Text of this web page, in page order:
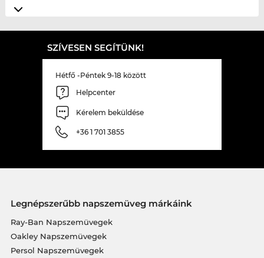
SZÍVESEN SEGÍTÜNK!
Hétfő -Péntek 9-18 között
Helpcenter
Kérelem beküldése
+36 1 701 3855
Legnépszerűbb napszemüveg márkáink
Ray-Ban Napszemüvegek
Oakley Napszemüvegek
Persol Napszemüvegek